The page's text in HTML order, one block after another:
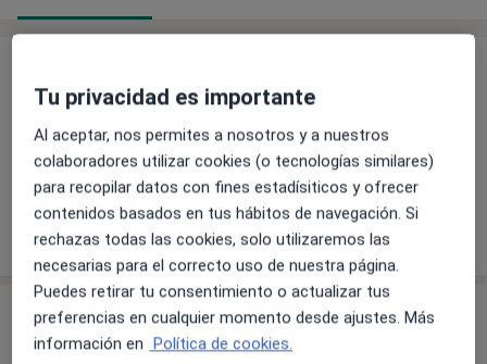
Principales enfermedades tratadas
Contractura muscular Cervicalgia
Tendinitis
Lesiones deportivas
Esguinces +6
Mostrar más detalles
sobre la experiencia
Servicios y precios
Visita Fisioterapia
Tu privacidad es importante
Al aceptar, nos permites a nosotros y a nuestros
colaboradores utilizar cookies (o tecnologías similares)
para recopilar datos con fines estadísiticos y ofrecer
contenidos basados en tus hábitos de navegación. Si
rechazas todas las cookies, solo utilizaremos las
necesarias para el correcto uso de nuestra página.
Puedes retirar tu consentimiento o actualizar tus
preferencias en cualquier momento desde ajustes. Más
información en Política de cookies.